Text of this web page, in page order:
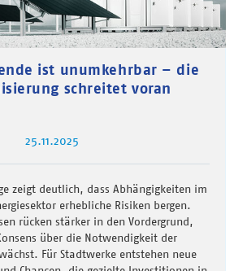
ist unumkehrbar – die
schreitet voran
25.11.2025
zeigt deutlich, dass Abhängigkeiten im
erhebliche Risiken bergen.
rücken stärker in den Vordergrund,
über die Notwendigkeit der
Für Stadtwerke entstehen neue